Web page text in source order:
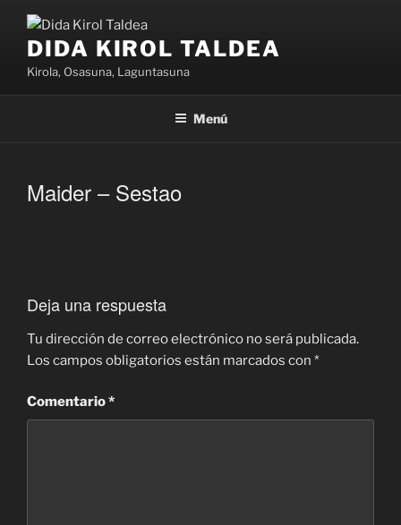
contenido
DIDA KIROL TALDEA
Kirola, Osasuna, Laguntasuna
Menú
Maider – Sestao
Deja una respuesta
Tu dirección de correo electrónico no será publicada.
Los campos obligatorios están marcados con *
Comentario*